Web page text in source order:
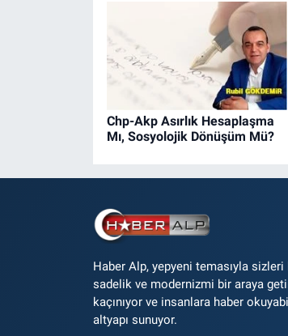
Chp-Akp Asırlık Hesaplaşma
Mı, Sosyolojik Dönüşüm Mü?
Haber Alp, yepyeni temasıyla
sadelik ve modernizmi bir araya
kaçınıyor ve insanlara haber
altyapı sunuyor.